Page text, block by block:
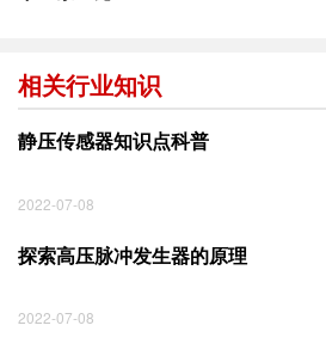
相关行业知识
静压传感器知识点科普
2022-07-08
探索高压脉冲发生器的原理
2022-07-08